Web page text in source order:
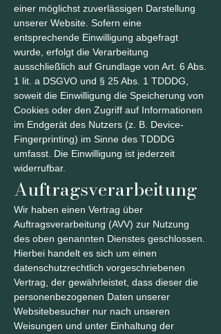
einer möglichst zuverlässigen Darstellung
unserer Website. Sofern eine
entsprechende Einwilligung abgefragt
wurde, erfolgt die Verarbeitung
ausschließlich auf Grundlage von Art. 6 Abs.
1 lit. a DSGVO und § 25 Abs. 1 TDDDG,
soweit die Einwilligung die Speicherung von
Cookies oder den Zugriff auf Informationen
im Endgerät des Nutzers (z. B. Device-
Fingerprinting) im Sinne des TDDDG
umfasst. Die Einwilligung ist jederzeit
widerrufbar.
Auftragsverarbeitung
Wir haben einen Vertrag über
Auftragsverarbeitung (AVV) zur Nutzung
des oben genannten Dienstes geschlossen.
Hierbei handelt es sich um einen
datenschutzrechtlich vorgeschriebenen
Vertrag, der gewährleistet, dass dieser die
personenbezogenen Daten unserer
Websitebesucher nur nach unseren
Weisungen und unter Einhaltung der